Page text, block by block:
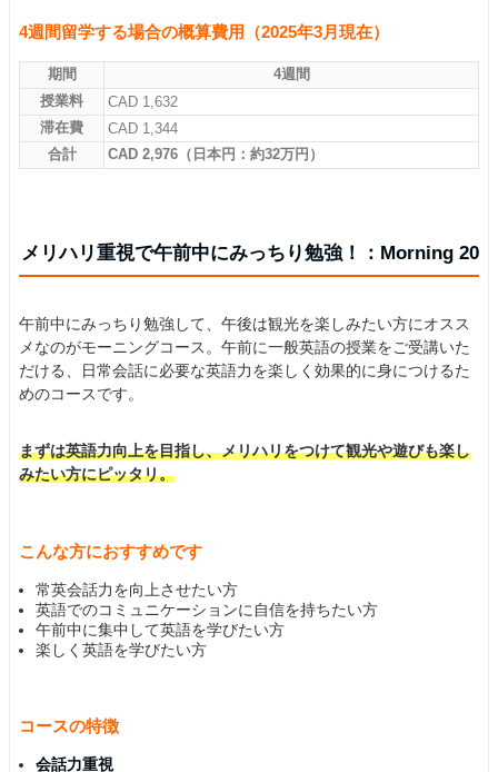
4週間留学する場合の概算費用（2025年3月現在）
期間
4週間
授業料
CAD 1,632
滞在費
CAD 1,344
合計
CAD 2,976（日本円：約32万円）
メリハリ重視で午前中にみっちり勉強！：Morning 20
午前中にみっちり勉強して、午後は観光を楽しみたい方にオスス
メなのがモーニングコース。午前に一般英語の授業をご受講いた
だける、日常会話に必要な英語力を楽しく効果的に身につけるた
めのコースです。
まずは英語力向上を目指し、メリハリをつけて観光や遊びも楽し
みたい方にピッタリ。
こんな方におすすめです
常英会話力を向上させたい方
英語でのコミュニケーションに自信を持ちたい方
午前中に集中して英語を学びたい方
楽しく英語を学びたい方
コースの特徴
会話力重視